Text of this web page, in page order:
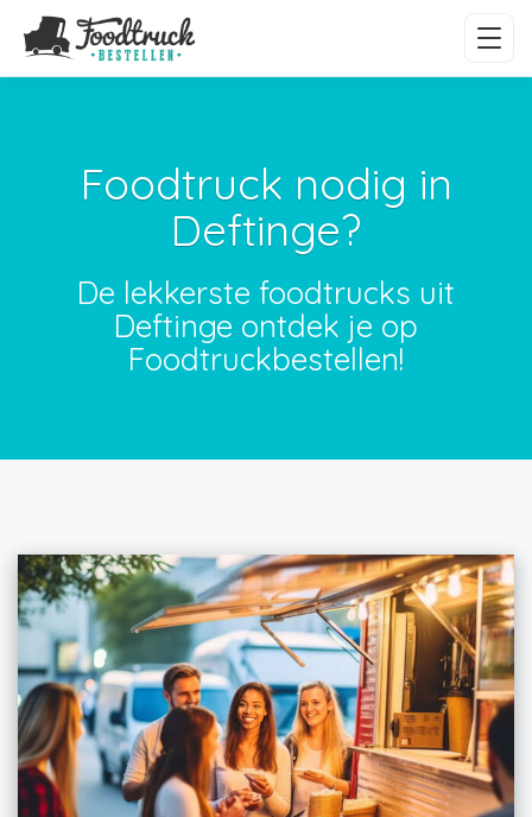
Foodtruck nodig in
Deftinge?
De lekkerste foodtrucks uit
Deftinge ontdek je op
Foodtruckbestellen!